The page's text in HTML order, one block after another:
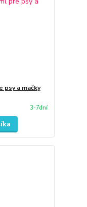
psy a mačky
3-7dní